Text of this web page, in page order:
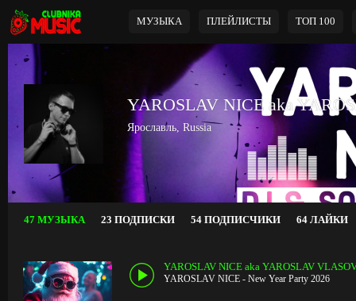
МУЗЫКА ПЛЕЙЛИСТЫ ТОП 100
YAROSLAV NICE aka
Ярославль, Russia
47 МУЗЫКА 23 ПОДПИСКИ 54 ПОДПИСЧИКИ 64 ЛАЙКИ
YAROSLAV NICE aka YAROSLAV
YAROSLAV NICE - New Year Party 2026